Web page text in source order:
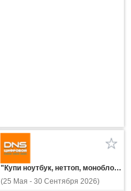
"Купи ноутбук, неттоп, моноблок или ПК - получи Р7-Офис для дома по специальной цене!"
(25 Мая - 30 Сентября 2026)